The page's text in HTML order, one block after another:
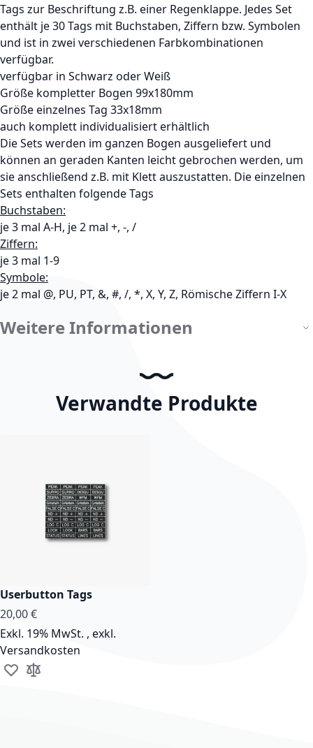
Tags zur Beschriftung z.B. einer Regenklappe. Jedes Set
enthält je 30 Tags mit Buchstaben, Ziffern bzw. Symbolen
und ist in zwei verschiedenen Farbkombinationen
verfügbar.
verfügbar in Schwarz oder Weiß
Größe kompletter Bogen 99x180mm
Größe einzelnes Tag 33x18mm
auch komplett individualisiert erhältlich
Die Sets werden im ganzen Bogen ausgeliefert und
können an geraden Kanten leicht gebrochen werden, um
sie anschließend z.B. mit Klett auszustatten. Die einzelnen
Sets enthalten folgende Tags
Buchstaben:
je 3 mal A-H, je 2 mal +, -, /
Ziffern:
je 3 mal 1-9
Symbole:
je 2 mal @, PU, PT, &, #, /, *, X, Y, Z, Römische Ziffern I-X
Weitere Informationen
Verwandte Produkte
Userbutton Tags
20,00 €
Exkl. 19% MwSt. , exkl.
Versandkosten
Zur Wunschliste hinzufügen
Zur Vergleichsliste hinzufügen